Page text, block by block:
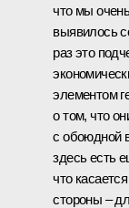
что мы
выявилось
раз это
элементом
о том, что
с обоюдной
здесь есть
что
стороны –